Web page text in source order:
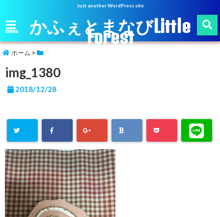
Just another WordPress site
menu かふぇとまなびLittle
Forest
ホーム >
img_1380
2018/12/28